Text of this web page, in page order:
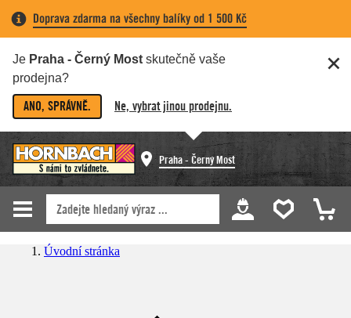
Doprava zdarma na všechny balíky od 1 500 Kč
Je Praha - Černý Most skutečně vaše
prodejna?
ANO, SPRÁVNĚ. Ne, vybrat jinou prodejnu.
Praha - Černý Most
Úvodní stránka